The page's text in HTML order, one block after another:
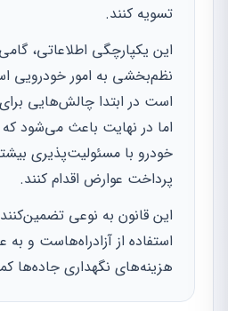
تسویه کنند.
این یکپارچگی اطلاعاتی،
نظم‌بخشی به امور خودرویی
است در ابتدا چالش‌هایی برای
اما در نهایت باعث می‌شود
خودرو با مسئولیت‌پذیری
پرداخت عوارض اقدام کنند.
این قانون به نوعی
استفاده از آزادراه‌هاست و به
هزینه‌های نگهداری جاده‌ها